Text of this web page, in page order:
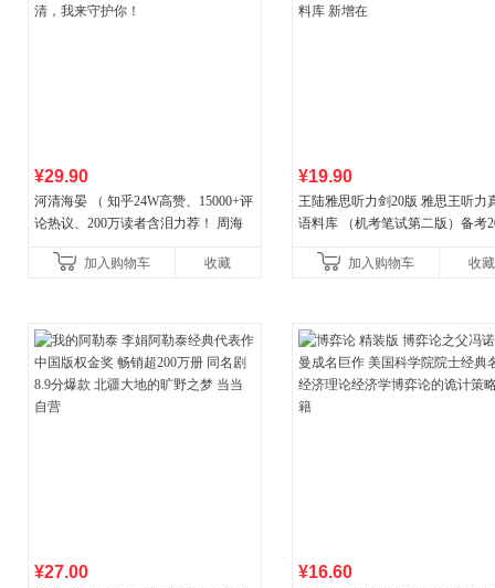
¥29.90
河清海晏 （ 知乎24W高赞、15000+评
论热议、200万读者含泪力荐！ 周海
守护你！加入购物车 收藏
¥19.90
王陆雅思听力剑20版 雅思王听力
语料库 （机考笔试第二版）备考
新增在
加入购物车 收藏
¥27.00 ¥16.60